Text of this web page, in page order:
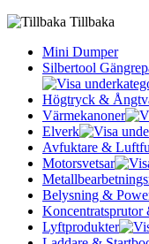
Tillbaka
Mini Dumper
Silbertool
Högtryck &
Värmekanoner
Elverk
Avfuktare &
Motorsvetsar
Belysning &
Koncentratsprutor
Lyftprodukter